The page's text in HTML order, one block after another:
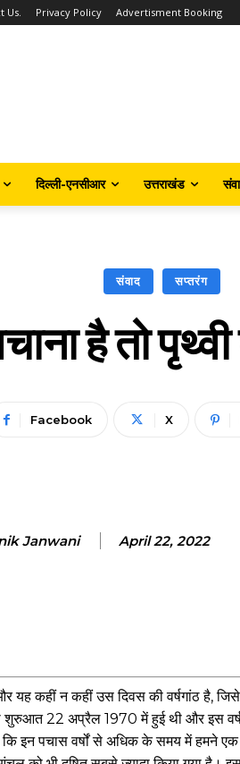
Us. Privacy Policy Advertisment Booking
दिल्ली-एनसीआर उत्तराखंड
संवाद सप्तरंग
है तो पृथ्वी
Facebook X
Janwani April 22, 2022
यह कहीं न कहीं उस दिवस की वर्षगांठ है,
शुरुआत 22 अप्रैल 1970 में हुई थी और इस वर्ष
है कि इन पचास वर्षों से अधिक के समय में हमने